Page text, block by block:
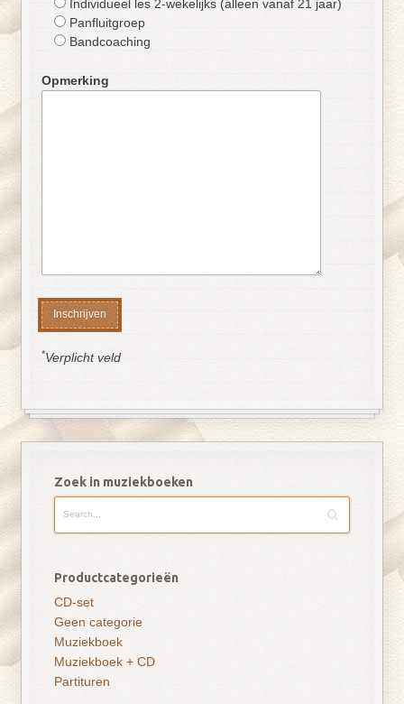
Individueel les 2-wekelijks (alleen vanaf 21 jaar)
Panfluitgroep
Bandcoaching
Opmerking
*Verplicht veld
Zoek in muziekboeken
Productcategorieën
CD-set
Geen categorie
Muziekboek
Muziekboek + CD
Partituren